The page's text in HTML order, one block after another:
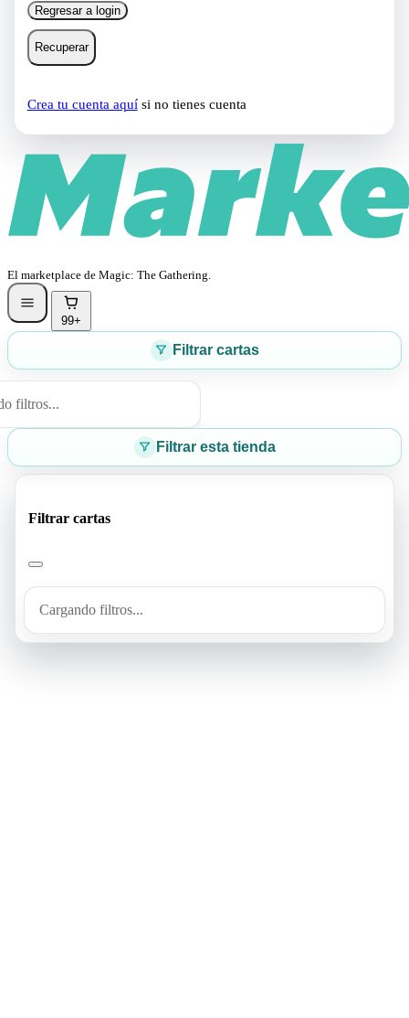
Regresar a login
Recuperar
Crea tu cuenta aquísi no tienes cuenta
El marketplace de Magic: The Gathering.
99+
Filtrar cartas
filtros...
Filtrar esta tienda
Filtrar cartas
Cargando filtros...